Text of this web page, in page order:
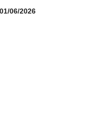
06/2026